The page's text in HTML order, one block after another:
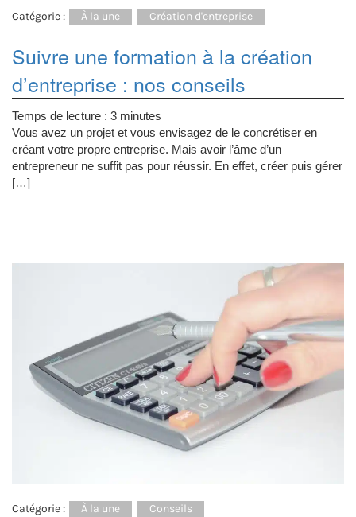
Catégorie : À la une Création d'entreprise
Suivre une formation à la création
d’entreprise : nos conseils
Temps de lecture : 3 minutes
Vous avez un projet et vous envisagez de le concrétiser en
créant votre propre entreprise. Mais avoir l’âme d’un
entrepreneur ne suffit pas pour réussir. En effet, créer puis gérer
[…]
Catégorie : À la une Conseils